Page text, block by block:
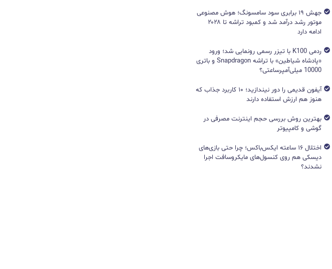
جهش ۱۹ برابری سود سامسونگ؛ هوش مصنوعی
موتور رشد درآمد شد و کمبود تراشه تا ۲۰۲۸
ادامه دارد
ردمی K100 با تیزر رسمی رونمایی شد؛ ورود
«پادشاه شیاطین» با تراشه Snapdragon و باتری
10000 میلی‌آمپرساعتی؟
آیفون قدیمی را دور نیندازید؛ ۱۰ کاربرد جذاب که
هنوز هم ارزش استفاده دارند
بهترین روش بررسی حجم اینترنت مصرفی در
گوشی و کامپیوتر
اختلال ۱۶ ساعته ایکس‌باکس؛ چرا حتی بازی‌های
دیسکی هم روی کنسول‌های مایکروسافت اجرا
نشدند؟